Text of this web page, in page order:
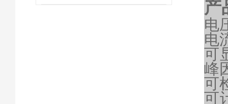
产
电
电
可
峰
可
可